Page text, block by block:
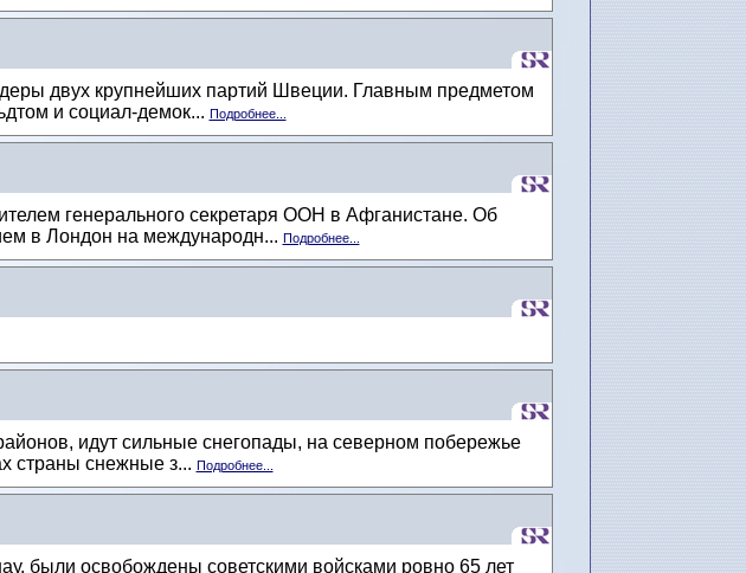
двух крупнейших партий Швеции. Главным предметом
и социал-демок... Подробнее...
генерального секретаря ООН в Афганистане. Об
в Лондон на международн... Подробнее...
идут сильные снегопады, на северном побережье
страны снежные з... Подробнее...
были освобождены советскими войсками ровно 65 лет